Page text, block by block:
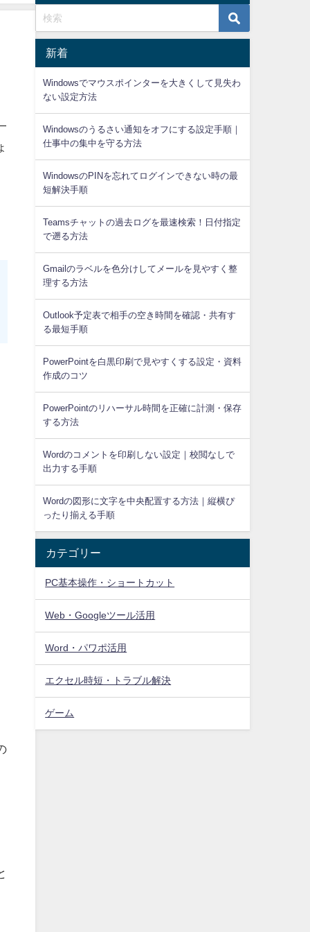
新着
Windowsでマウスポインターを大きくして見失わ
ない設定方法
Windowsのうるさい通知をオフにする設定手順｜
仕事中の集中を守る方法
WindowsのPINを忘れてログインできない時の最
短解決手順
Teamsチャットの過去ログを最速検索！日付指定
で遡る方法
Gmailのラベルを色分けしてメールを見やすく整
理する方法
Outlook予定表で相手の空き時間を確認・共有す
る最短手順
PowerPointを白黒印刷で見やすくする設定・資料
作成のコツ
PowerPointのリハーサル時間を正確に計測・保存
する方法
Wordのコメントを印刷しない設定｜校閲なしで
出力する手順
Wordの図形に文字を中央配置する方法｜縦横ぴ
ったり揃える手順
カテゴリー
PC基本操作・ショートカット
Web・Googleツール活用
Word・パワポ活用
エクセル時短・トラブル解決
ゲーム